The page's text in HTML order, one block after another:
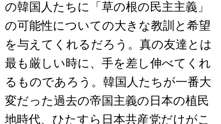
の韓国人たちに「草の根の民主主義」
の可能性についての大きな教訓と希望
を与えてくれるだろう。真の友達とは
最も厳しい時に、手を差し伸べてくれ
るものであろう。韓国人たちが一番大
変だった過去の帝国主義の日本の植民
地時代、ひたすら日本共産党だけがこ